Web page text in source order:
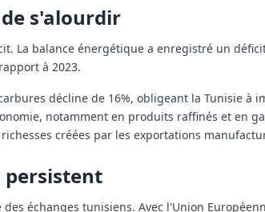
s'alourdir
La balance énergétique a enregistré un
à 2023.
décline de 16%, obligeant la Tunisie à
notamment en produits raffinés et en
créées par les exportations
persistent
échanges tunisiens. Avec l'Union